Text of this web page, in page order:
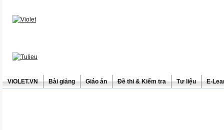
ViOLET.VN Bài giảng Giáo án Đề thi & Kiểm tra Tư liệu E-